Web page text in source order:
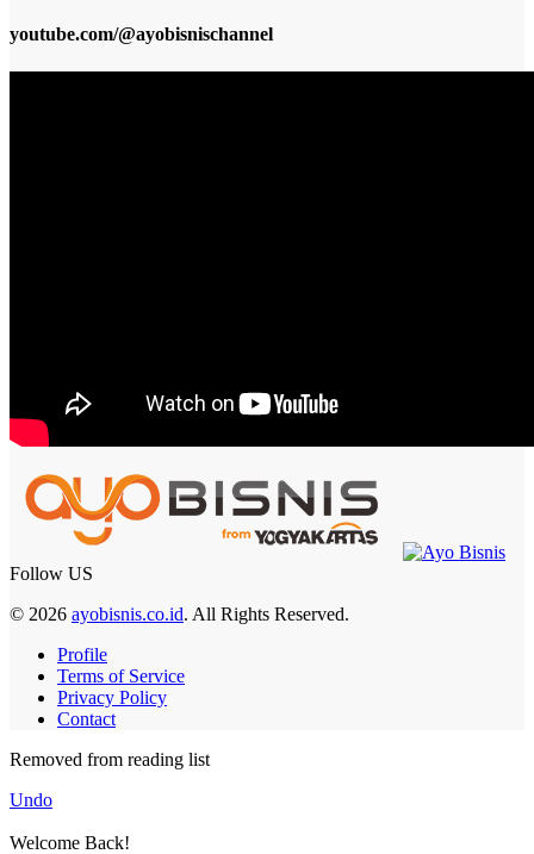
youtube.com/@ayobisnischannel
Follow US
© 2026 ayobisnis.co.id. All Rights Reserved.
Profile
Terms of Service
Privacy Policy
Contact
Removed from reading list
Undo
Welcome Back!